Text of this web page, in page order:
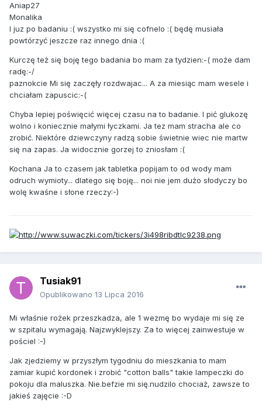
Aniap27
Monalika
I juz po badaniu :( wszystko mi się cofnelo :( będę musiała
powtórzyć jeszcze raz innego dnia :(
Kurczę też się boję tego badania bo mam za tydzien:-( może dam
radę:-/
paznokcie Mi się zaczęły rozdwajac... A za miesiąc mam wesele i
chciałam zapuscic:-(
Chyba lepiej poświęcić więcej czasu na to badanie. I pić glukozę
wolno i koniecznie małymi łyczkami. Ja tez mam stracha ale co
zrobić. Niektóre dziewczyny radzą sobie świetnie wiec nie martw
się na zapas. Ja widocznie gorzej to zniosłam :(
Kochana Ja to czasem jak tabletka popijam to od wody mam
odruch wymioty... dlatego się boję... noi nie jem dużo słodyczy bo
wolę kwaśne i słone rzeczy:-)
Tusiak91
Opublikowano 13 Lipca 2016
Mi właśnie rożek przeszkadza, ale 1 wezmę bo wydaje mi się ze
w szpitalu wymagają. Najzwyklejszy. Za to więcej zainwestuje w
pościel :-)
Jak zjedziemy w przyszłym tygodniu do mieszkania to mam
zamiar kupić kordonek i zrobić "cotton balls" takie lampeczki do
pokoju dla maluszka. Nie.befzie mi się.nudzilo chociaż, zawsze to
jakieś zajęcie :-D